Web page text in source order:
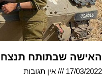
האישה שבתותח תנצח
17/03/2022
אין תגובות